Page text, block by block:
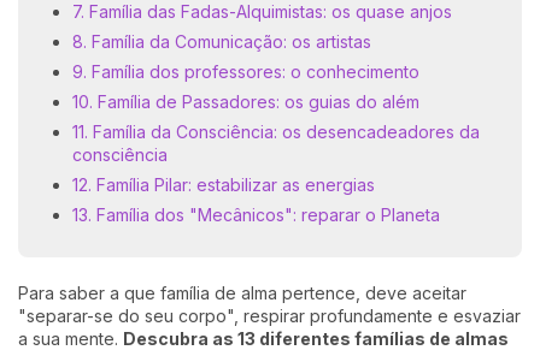
7. Família das Fadas-Alquimistas: os quase anjos
8. Família da Comunicação: os artistas
9. Família dos professores: o conhecimento
10. Família de Passadores: os guias do além
11. Família da Consciência: os desencadeadores da
consciência
12. Família Pilar: estabilizar as energias
13. Família dos "Mecânicos": reparar o Planeta
Para saber a que família de alma pertence, deve aceitar
"separar-se do seu corpo", respirar profundamente e esvaziar
a sua mente. Descubra as 13 diferentes famílias de almas